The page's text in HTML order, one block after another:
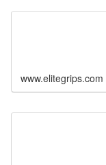
www.elitegrips.com